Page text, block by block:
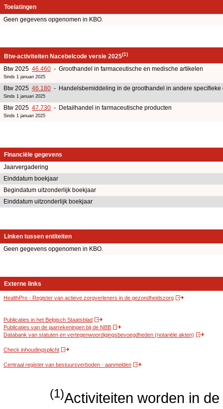
Toelatingen
Geen gegevens opgenomen in KBO.
Btw-activiteiten Nacebelcode versie 2025(1)
Btw 2025 46.460 - Groothandel in farmaceutische en medische artikelen
Sinds 1 januari 2025
Btw 2025 46.180 - Handelsbemiddeling in de groothandel in andere specifieke
Sinds 1 januari 2025
Btw 2025 47.730 - Detailhandel in farmaceutische producten
Sinds 1 januari 2025
Financiële gegevens
Jaarvergadering
Einddatum boekjaar
Begindatum uitzonderlijk boekjaar
Einddatum uitzonderlijk boekjaar
Linken tussen entiteiten
Geen gegevens opgenomen in KBO.
Externe links
HealthPro - Register van actieve zorgverleners in de gezondheidszorg
Publicaties in het Belgisch Staatsblad
Publicaties van de jaarrekeningen bij de NBB
Databank van statuten en vertegenwoordigingsbevoegdheden (notariële akten)
Check inhoudingsplicht
Centraal register van bestuursverboden - aanmelden
(1)Activiteiten worden in